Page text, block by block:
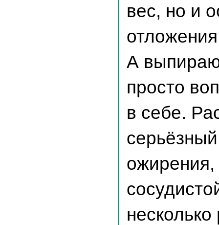
вес, но и
А
просто
в себе.
ожирения,